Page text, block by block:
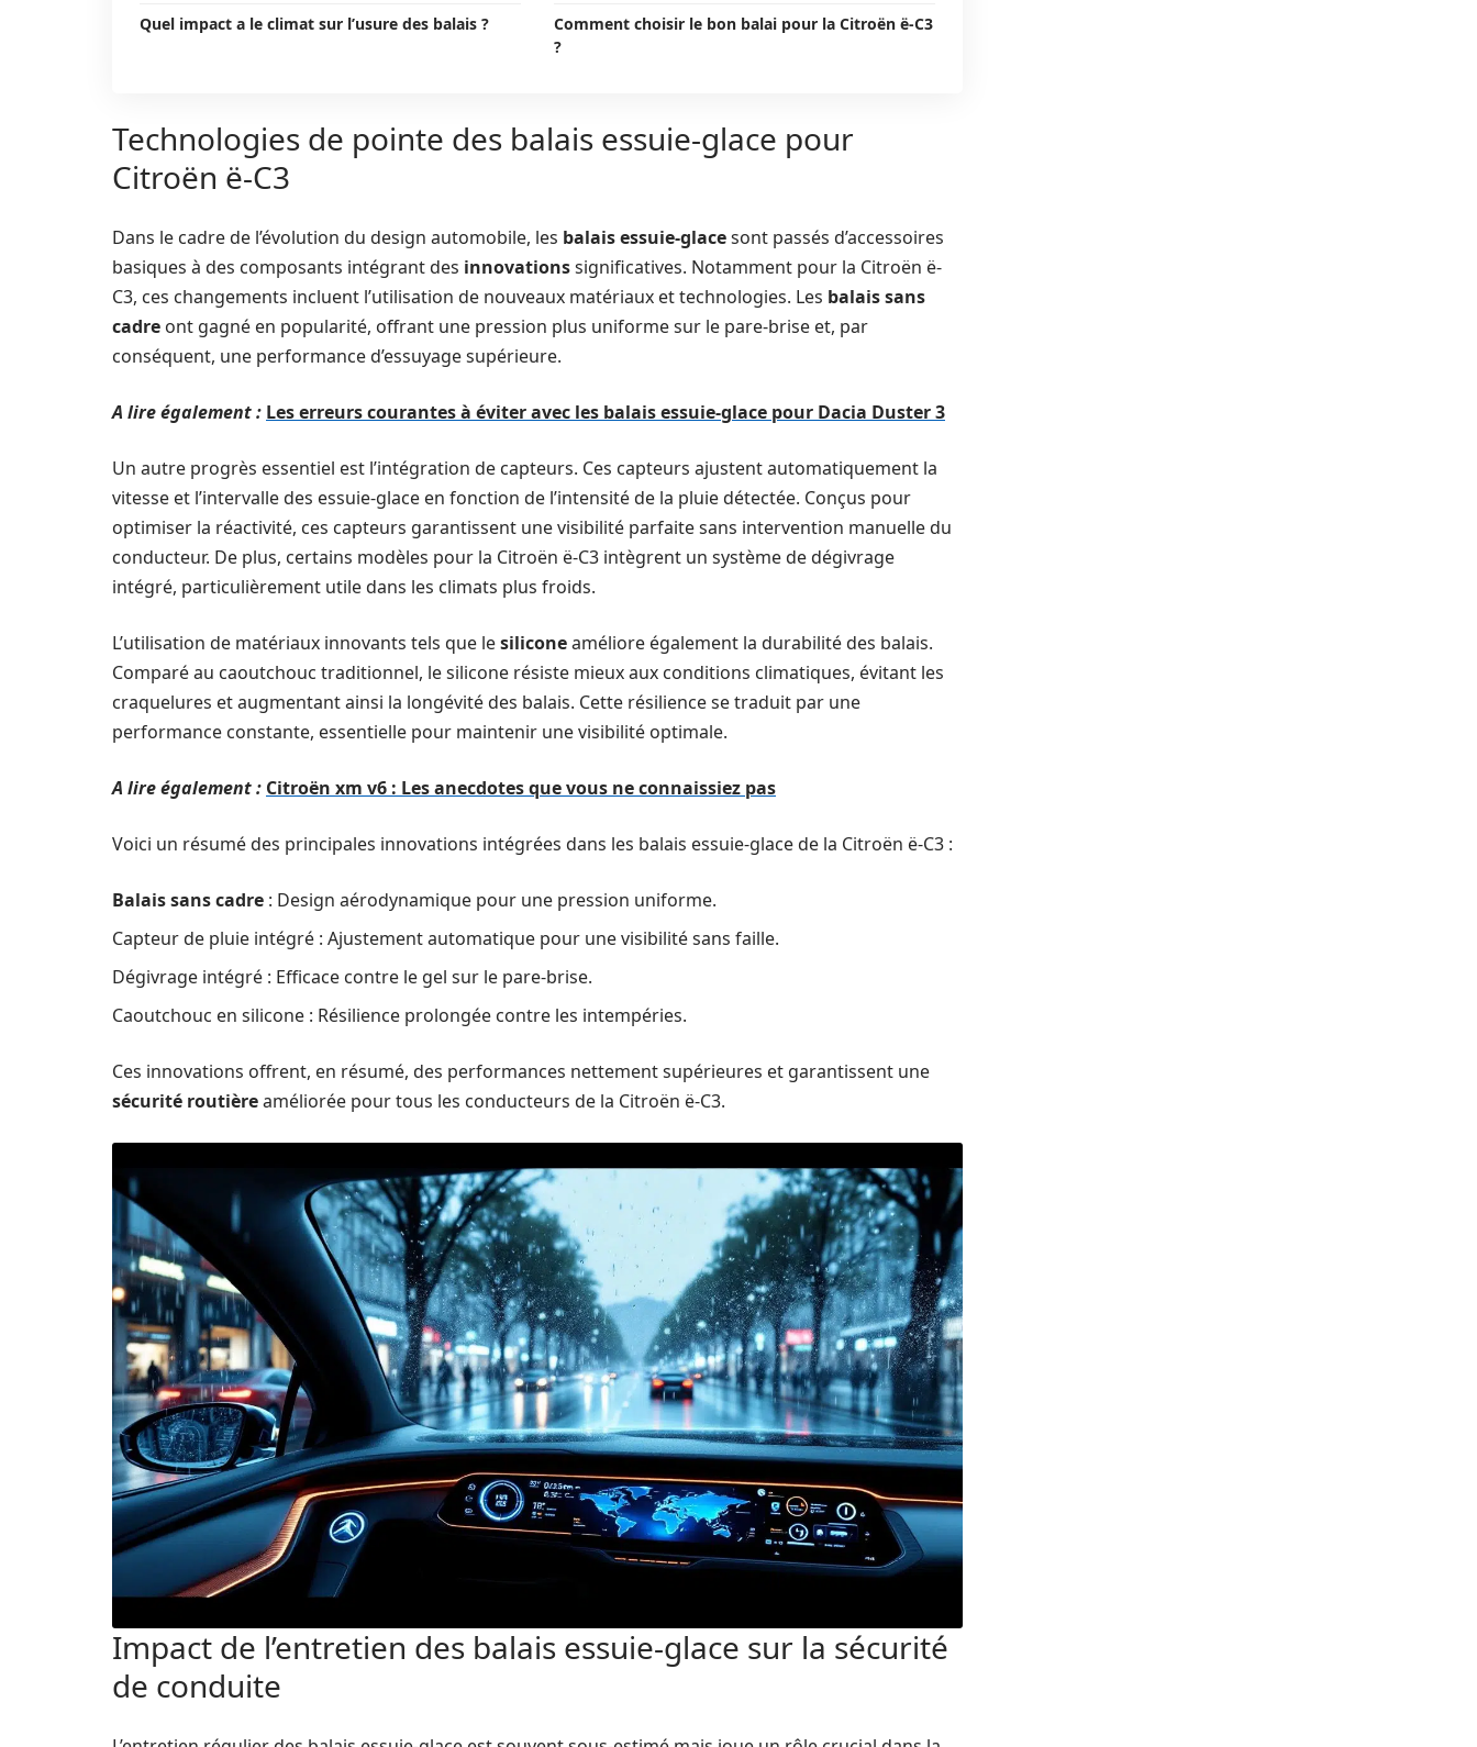
Quel impact a le climat sur l’usure des balais ?
Comment choisir le bon balai pour la Citroën ë-C3
?
Technologies de pointe des balais essuie-glace pour
Citroën ë-C3
Dans le cadre de l’évolution du design automobile, les balais essuie-glacesont passés d’accessoires
basiques à des composants intégrant des innovationssignificatives. Notamment pour la Citroën ë-
C3, ces changements incluent l’utilisation de nouveaux matériaux et technologies. Les balais sans
cadre ont gagné en popularité, offrant une pression plus uniforme sur le pare-brise et, par
conséquent, une performance d’essuyage supérieure.
A lire également : Les erreurs courantes à éviter avec les balais essuie-glace pour Dacia Duster 3
Un autre progrès essentiel est l’intégration de capteurs. Ces capteurs ajustent automatiquement la
vitesse et l’intervalle des essuie-glace en fonction de l’intensité de la pluie détectée. Conçus pour
optimiser la réactivité, ces capteurs garantissent une visibilité parfaite sans intervention manuelle du
conducteur. De plus, certains modèles pour la Citroën ë-C3 intègrent un système de dégivrage
intégré, particulièrement utile dans les climats plus froids.
L’utilisation de matériaux innovants tels que lesiliconeaméliore également la durabilité des balais.
Comparé au caoutchouc traditionnel, le silicone résiste mieux aux conditions climatiques, évitant les
craquelures et augmentant ainsi la longévité des balais. Cette résilience se traduit par une
performance constante, essentielle pour maintenir une visibilité optimale.
A lire également : Citroën xm v6 : Les anecdotes que vous ne connaissiez pas
Voici un résumé des principales innovations intégrées dans les balais essuie-glace de la Citroën ë-C3 :
Balais sans cadre : Design aérodynamique pour une pression uniforme.
Capteur de pluie intégré : Ajustement automatique pour une visibilité sans faille.
Dégivrage intégré : Efficace contre le gel sur le pare-brise.
Caoutchouc en silicone : Résilience prolongée contre les intempéries.
Ces innovations offrent, en résumé, des performances nettement supérieures et garantissent une
sécurité routièreaméliorée pour tous les conducteurs de la Citroën ë-C3.
Impact de l’entretien des balais essuie-glace sur la sécurité
de conduite